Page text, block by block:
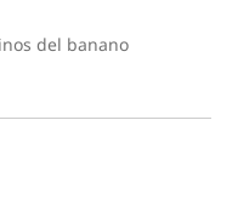
del banano